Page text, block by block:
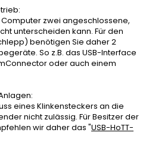
zwei angeschlossene,
unterscheiden kann. Für den
benötigen Sie daher 2
So z.B. das USB-Interface
oder auch einem
eines Klinkensteckers an die
nicht zulässig. Für Besitzer der
wir daher das "USB-HoTT-